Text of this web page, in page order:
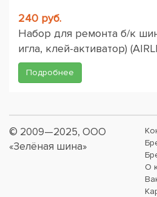
240 руб.
Набор для ремонта б/к
игла, клей-активатор)
Подробнее
© 2009—2025, ООО
«Зелёная шина»
О